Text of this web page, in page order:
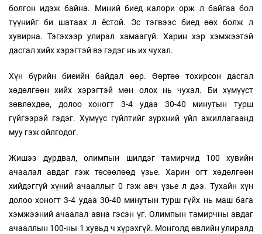
болгон идэж байна. Миний биед калори орж л байгаа бол
түүнийг би шатаах л ёстой. Эс тэгвээс биед өөх болж л
хувирна. Тэгэхээр улирал хамаагүй. Харин хэр хэмжээтэй
дасгал хийх хэрэгтэй вэ гэдэг нь их чухал.
Хүн бүрийн биеийн байдал өөр. Өөртөө тохирсон дасгал
хөдөлгөөн хийх хэрэгтэй мөн олох нь чухал. Би хүмүүст
зөвлөхдөө, долоо хоногт 3-4 удаа 30-40 минутын турш
гүйгээрэй гэдэг. Хүмүүс гүйлтийг зүрхний үйл ажиллагаанд
муу гэж ойлгодог.
Жишээ дурдвал, олимпын шилдэг тамирчид 100 хувийн
ачаалал авдаг гэж төсөөлөөд үзье. Харин огт хөдөлгөөн
хийдэггүй хүний ачааллыг 0 гэж авч үзье л дээ. Тухайн хүн
долоо хоногт 3-4 удаа 30-40 минутын турш гүйх нь маш бага
хэмжээний ачаалал авна гэсэн үг. Олимпын тамирчны авдаг
ачааллын 100-ны 1 хувьд ч хүрэхгүй. Монголд өвлийн улиралд